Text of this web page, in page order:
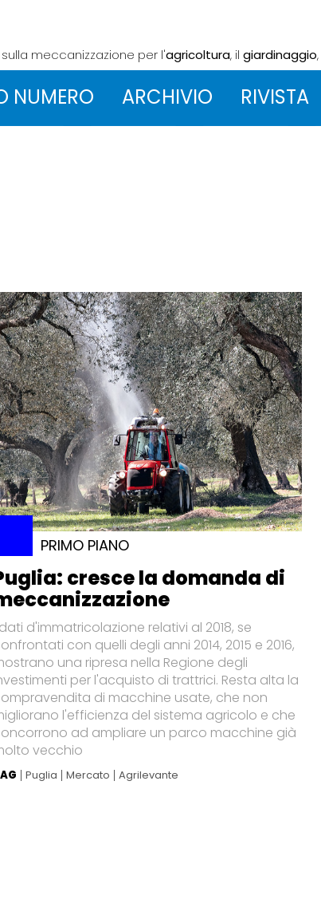
meccanizzazione per l'agricoltura, il giardinaggio,
NUMERO ARCHIVIO RIVISTA
PRIMO PIANO
cresce la domanda di
d'immatricolazione relativi al 2018, se
con quelli degli anni 2014, 2015 e 2016,
una ripresa nella Regione degli
per l'acquisto di trattrici. Resta alta la
di macchine usate, che non
l'efficienza del sistema agricolo e che
ad ampliare un parco macchine già
vecchio
Puglia Mercato Agrilevante